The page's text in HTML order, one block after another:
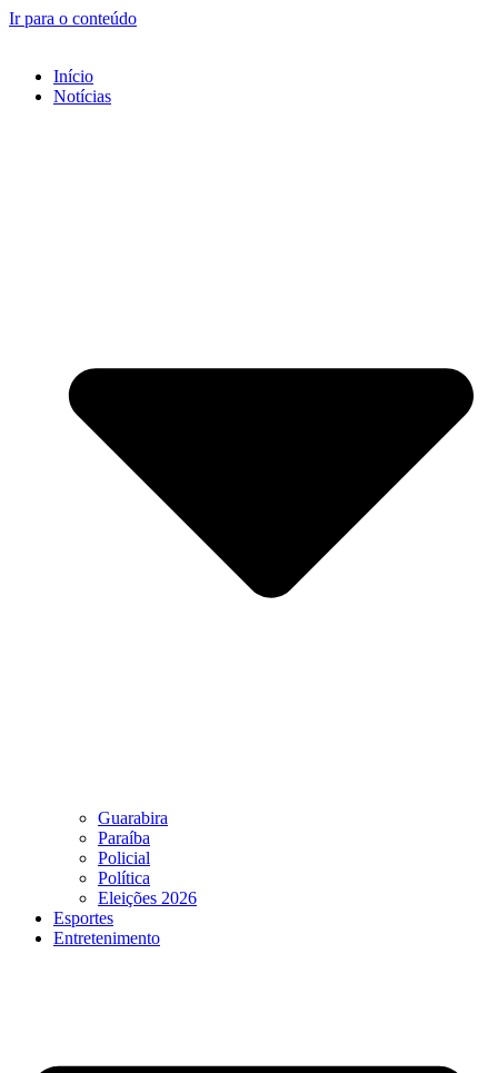
Ir para o conteúdo
Início
Notícias
Guarabira
Paraíba
Policial
Política
Eleições 2026
Esportes
Entretenimento